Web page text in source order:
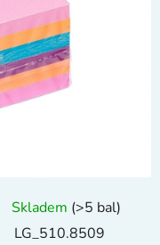
Skladem (>5 bal)
LG_510.8509